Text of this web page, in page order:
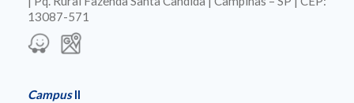
13087-571
CampusII